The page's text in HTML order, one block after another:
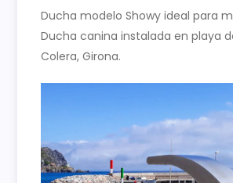
Ducha modelo Showy ideal para
Ducha canina instalada en playa
Colera, Girona.